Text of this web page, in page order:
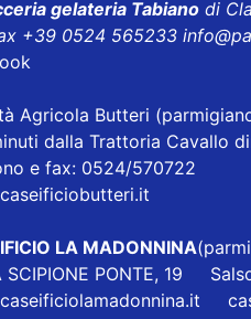
gelateria Tabiano di
+39 0524 565233
Agricola Butteri
dalla Trattoria Cavallo
e fax: 0524/570722
LA MADONNINA
PONTE, 19